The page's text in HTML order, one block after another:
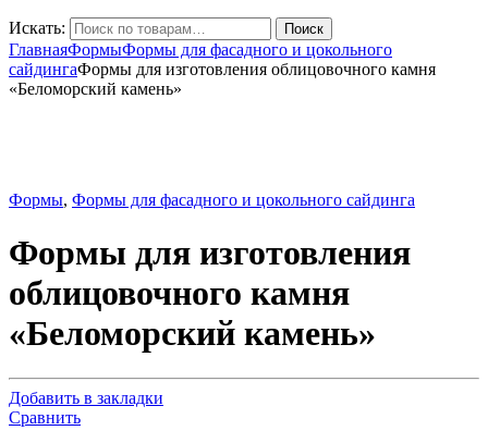
Искать: Поиск
ГлавнаяФормыФормы для фасадного и цокольного
сайдингаФормы для изготовления облицовочного камня
«Беломорский камень»
Формы, Формы для фасадного и цокольного сайдинга
Формы для изготовления
облицовочного камня
«Беломорский камень»
Добавить в закладки
Сравнить